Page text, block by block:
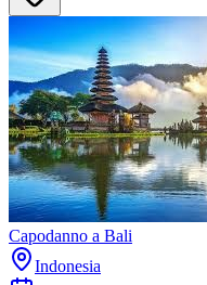
Capodanno a Bali
Indonesia